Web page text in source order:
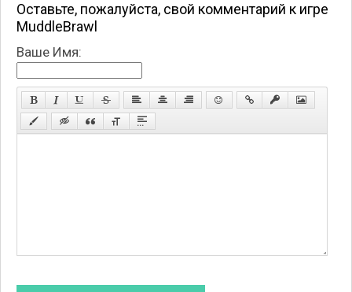
Оставьте, пожалуйста, свой комментарий к игре
MuddleBrawl
Ваше Имя: